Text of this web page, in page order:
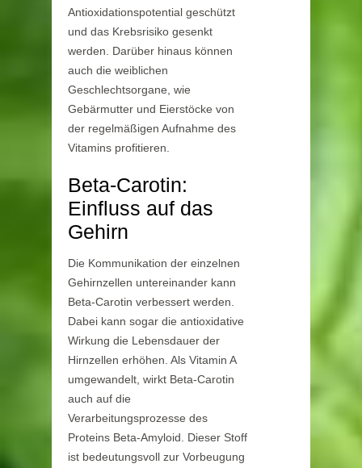
Antioxidationspotential geschützt
und das Krebsrisiko gesenkt
werden. Darüber hinaus können
auch die weiblichen
Geschlechtsorgane, wie
Gebärmutter und Eierstöcke von
der regelmäßigen Aufnahme des
Vitamins profitieren.
Beta-Carotin:
Einfluss auf das
Gehirn
Die Kommunikation der einzelnen
Gehirnzellen untereinander kann
Beta-Carotin verbessert werden.
Dabei kann sogar die antioxidative
Wirkung die Lebensdauer der
Hirnzellen erhöhen. Als Vitamin A
umgewandelt, wirkt Beta-Carotin
auch auf die
Verarbeitungsprozesse des
Proteins Beta-Amyloid. Dieser Stoff
ist bedeutungsvoll zur Vorbeugung